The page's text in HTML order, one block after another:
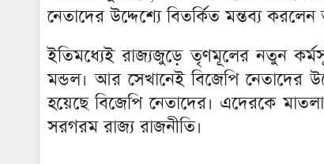
নেতাদের উদ্দেশ্যে বিতর্কিত মন্তব্য
ইতিমধ্যেই রাজ্যজুড়ে তৃণমূলের নতুন
মন্ডল। আর সেখানেই বিজেপি নেতাদের
হয়েছে বিজেপি নেতাদের। এদেরকে
সরগরম রাজ্য রাজনীতি।